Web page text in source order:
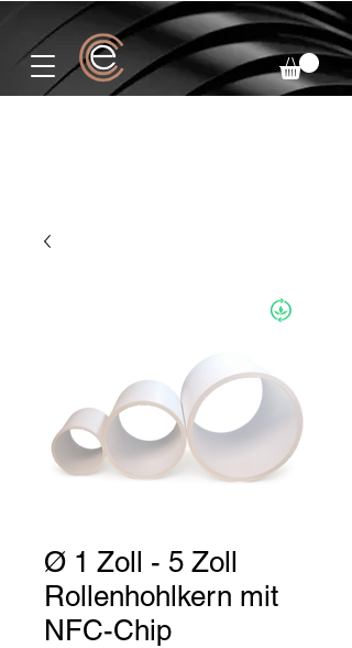
Ø 1 Zoll - 5 Zoll
Rollenhohlkern mit
NFC-Chip